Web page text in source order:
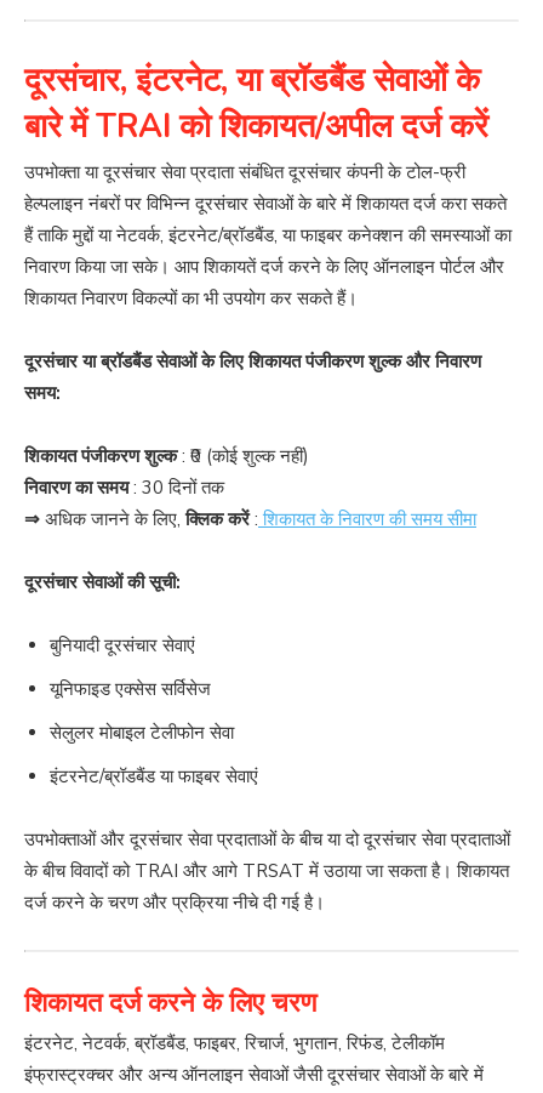
दूरसंचार, इंटरनेट, या ब्रॉडबैंड सेवाओं के
बारे में TRAI को शिकायत/अपील दर्ज करें
उपभोक्ता या दूरसंचार सेवा प्रदाता संबंधित दूरसंचार कंपनी के टोल-फ्री
हेल्पलाइन नंबरों पर विभिन्न दूरसंचार सेवाओं के बारे में शिकायत दर्ज करा सकते
हैं ताकि मुद्दों या नेटवर्क, इंटरनेट/ब्रॉडबैंड, या फाइबर कनेक्शन की समस्याओं का
निवारण किया जा सके। आप शिकायतें दर्ज करने के लिए ऑनलाइन पोर्टल और
शिकायत निवारण विकल्पों का भी उपयोग कर सकते हैं।
दूरसंचार या ब्रॉडबैंड सेवाओं के लिए शिकायत पंजीकरण शुल्क और निवारण
समय:
शिकायत पंजीकरण शुल्क: ₹0 (कोई शुल्क नहीं)
निवारण का समय: 30 दिनों तक
⇒ अधिक जानने के लिए, क्लिक करें: शिकायत के निवारण की समय सीमा
दूरसंचार सेवाओं की सूची:
बुनियादी दूरसंचार सेवाएं
यूनिफाइड एक्सेस सर्विसेज
सेलुलर मोबाइल टेलीफोन सेवा
इंटरनेट/ब्रॉडबैंड या फाइबर सेवाएं
उपभोक्ताओं और दूरसंचार सेवा प्रदाताओं के बीच या दो दूरसंचार सेवा प्रदाताओं
के बीच विवादों को TRAI और आगे TRSAT में उठाया जा सकता है। शिकायत
दर्ज करने के चरण और प्रक्रिया नीचे दी गई है।
शिकायत दर्ज करने के लिए चरण
इंटरनेट, नेटवर्क, ब्रॉडबैंड, फाइबर, रिचार्ज, भुगतान, रिफंड, टेलीकॉम
इंफ्रास्ट्रक्चर और अन्य ऑनलाइन सेवाओं जैसी दूरसंचार सेवाओं के बारे में